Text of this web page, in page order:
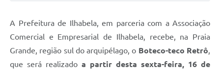
A Prefeitura de Ilhabela, em parceria com a Associação
Comercial e Empresarial de Ilhabela, recebe, na Praia
Grande, região sul do arquipélago, o Boteco-teco Retrô,
que será realizado a partir desta sexta-feira, 16 de